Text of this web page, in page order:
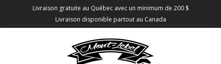
Livraison gratuite au Québec avec un minimum de 200 $
Livraison disponible partout au Canada